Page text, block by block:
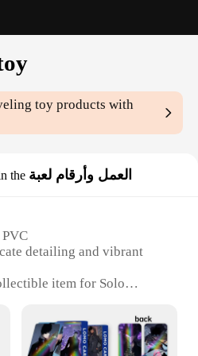
toy products with
the العمل وأرقام لعبة
detailing and vibrant
item for Solo
Display on shelves,
or Quantity: Various sizes